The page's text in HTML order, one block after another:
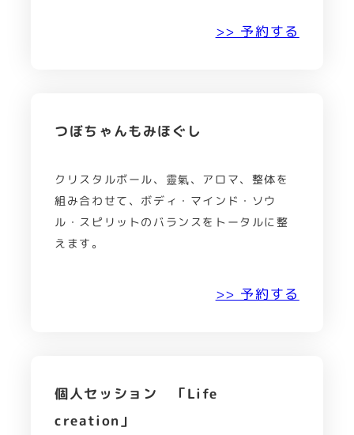
>> 予約する
つぼちゃんもみほぐし
クリスタルボール、靈氣、アロマ、整体を
組み合わせて、ボディ・マインド・ソウ
ル・スピリットのバランスをトータルに整
えます。
>> 予約する
個人セッション 「Life
creation」